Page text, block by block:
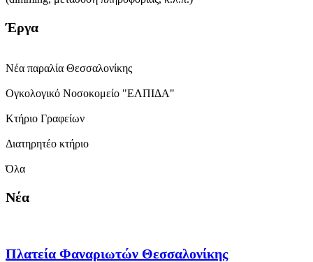
Έργα
Νέα παραλία Θεσσαλονίκης
Ογκολογικό Νοσοκομείο "ΕΛΠΙΔΑ"
Κτήριο Γραφείων
Διατηρητέο κτήριο
Όλα
Νέα
Πλατεία Φαναριωτών Θεσσαλονίκης